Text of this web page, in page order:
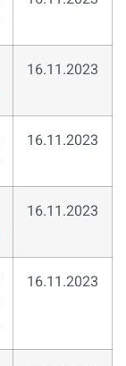
16.11.2023
16.11.2023
16.11.2023
16.11.2023